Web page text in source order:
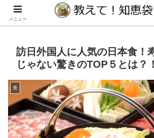
生活の教えて！知りたい！に役立つ知
訪日外国人に人気の日本食！
じゃない驚きのTOP５とは？！
食
メニュー